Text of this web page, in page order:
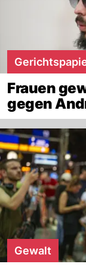
Frauen
gegen
Gewalt